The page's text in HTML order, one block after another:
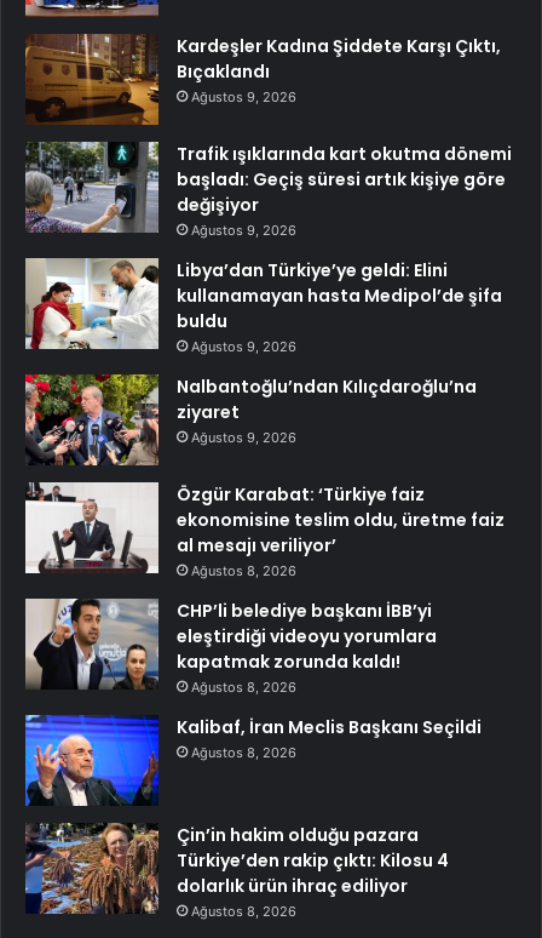
Kardeşler Kadına Şiddete Karşı Çıktı,
Bıçaklandı
Ağustos 9, 2026
Trafik ışıklarında kart okutma dönemi
başladı: Geçiş süresi artık kişiye göre
değişiyor
Ağustos 9, 2026
Libya’dan Türkiye’ye geldi: Elini
kullanamayan hasta Medipol’de şifa
buldu
Ağustos 9, 2026
Nalbantoğlu’ndan Kılıçdaroğlu’na
ziyaret
Ağustos 9, 2026
Özgür Karabat: ‘Türkiye faiz
ekonomisine teslim oldu, üretme faiz
al mesajı veriliyor’
Ağustos 8, 2026
CHP’li belediye başkanı İBB’yi
eleştirdiği videoyu yorumlara
kapatmak zorunda kaldı!
Ağustos 8, 2026
Kalibaf, İran Meclis Başkanı Seçildi
Ağustos 8, 2026
Çin’in hakim olduğu pazara
Türkiye’den rakip çıktı: Kilosu 4
dolarlık ürün ihraç ediliyor
Ağustos 8, 2026